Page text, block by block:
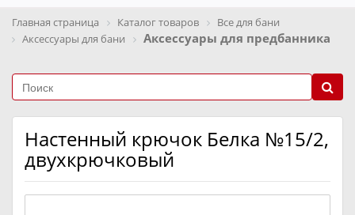
Главная страница Каталог товаров
Все для бани
Аксессуары для бани
Аксессуары для предбанника
Настенный крючок Белка №15/2,
двухкрючковый